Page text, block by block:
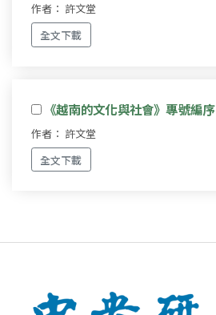
作者： 許文堂
全文下載
《越南的文化與社會》專號編序
作者： 許文堂
全文下載